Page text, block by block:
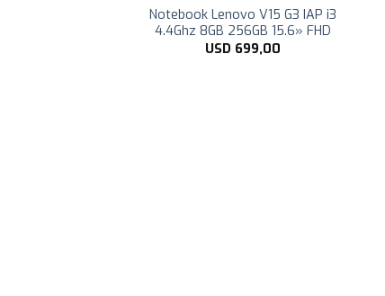
Notebook Lenovo V15 G3 IAP i3
4.4Ghz 8GB 256GB 15.6» FHD
USD 699,00